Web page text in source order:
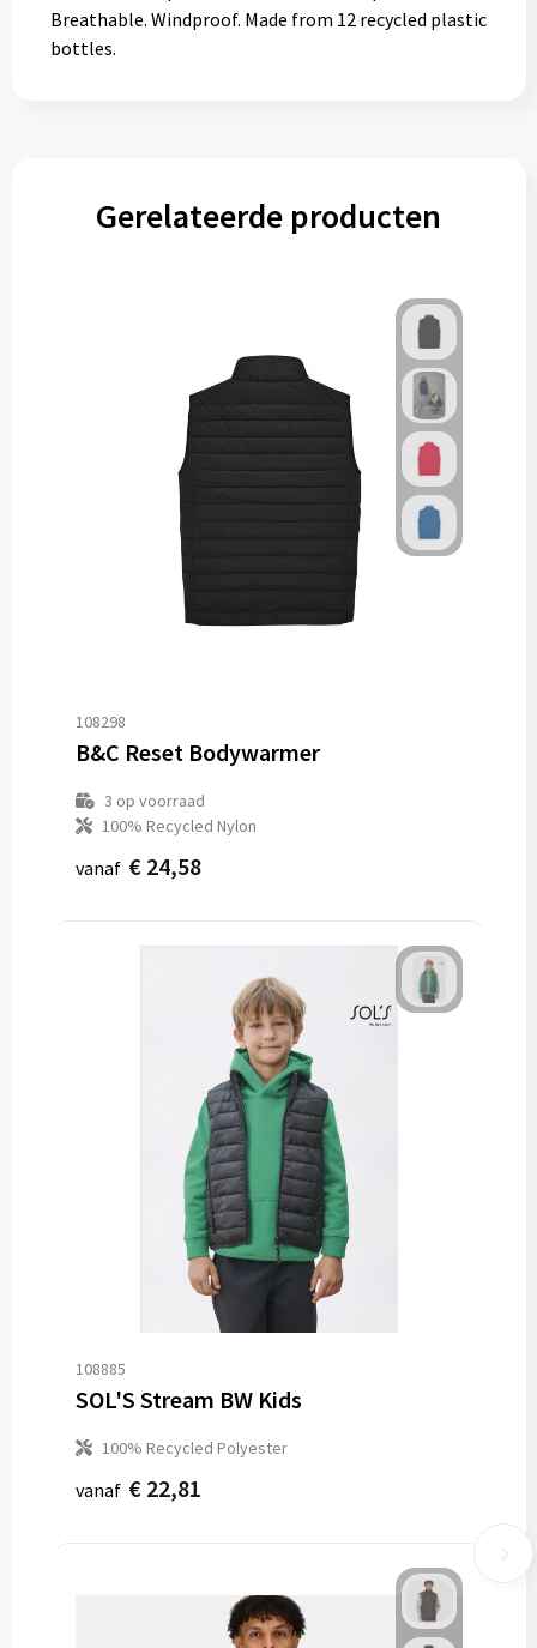
Breathable. Windproof. Made from 12 recycled plastic
bottles.
Gerelateerde producten
108298
B&C Reset Bodywarmer
3 op voorraad
100% Recycled Nylon
vanaf € 24,58
108885
SOL'S Stream BW Kids
100% Recycled Polyester
vanaf € 22,81